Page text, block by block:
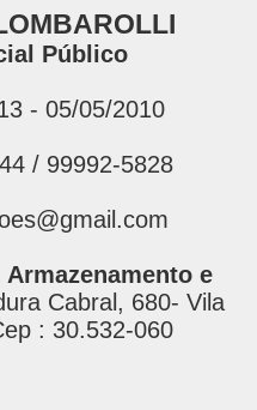
Público
- 05/05/2010
/ 99992-5828
e
Cabral, 680- Vila
: 30.532-060